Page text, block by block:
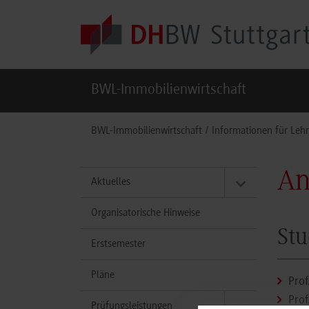
BWL-Immobilienwirtschaft
BWL-Immobilienwirtschaft Informationen für
Aktuelles
Organisatorische Hinweise
Erstsemester
Pläne
Prüfungsleistungen